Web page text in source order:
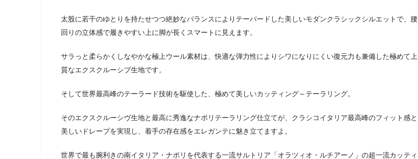
太股に若干のゆとりを持たせつつ絶妙なバランスによりテーパードした美しいモダンクラシックシルエットで、腰
回りの立体感で履きやすい上に脚が長くスマートに見えます。
サラっと柔らかくしなやかな極上ウール素材は、快適な弾力性によりシワになりにくい復元力も兼備した極めて上
質なエクスクルーシブ生地です。
そして世界最高峰のテーラード技術を駆使した、極めて美しいカッティング～テーラリング。
そのエクスクルーシヴ生地と最高に秀逸なナポリテーラリング仕立てが、クラシコイタリア最高峰のフィット感と
美しいドレープを実現し、着手の存在感をエレガンテに魅き立てますよ。
世界で最も腕利きの南イタリア・ナポリを代表する一流サルトリア「オラツィオ・ルチアーノ」の超一流カッティ